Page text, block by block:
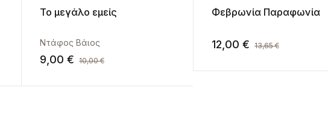
Το μεγάλο εμείς
Ντάφος Βάιος
9,00 € 10,00€
Φεβρωνία Παραφωνία
12,00 € 13,65€